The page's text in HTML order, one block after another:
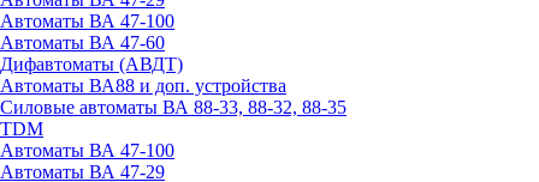
Автоматы ВА 47-100
Автоматы ВА 47-60
Дифавтоматы (АВДТ)
Автоматы ВА88 и доп. устройства
Силовые автоматы ВА 88-33, 88-32, 88-35
TDM
Автоматы ВА 47-100
Автоматы ВА 47-29